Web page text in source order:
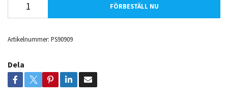
FÖRBESTÄLL NU
Artikelnummer: PS90909
Dela